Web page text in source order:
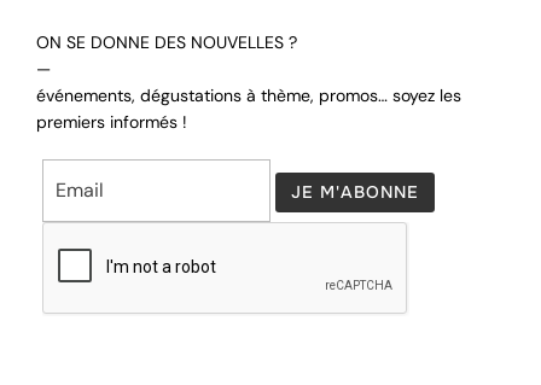
ON SE DONNE DES NOUVELLES ?
—
événements, dégustations à thème, promos… soyez les
premiers informés !